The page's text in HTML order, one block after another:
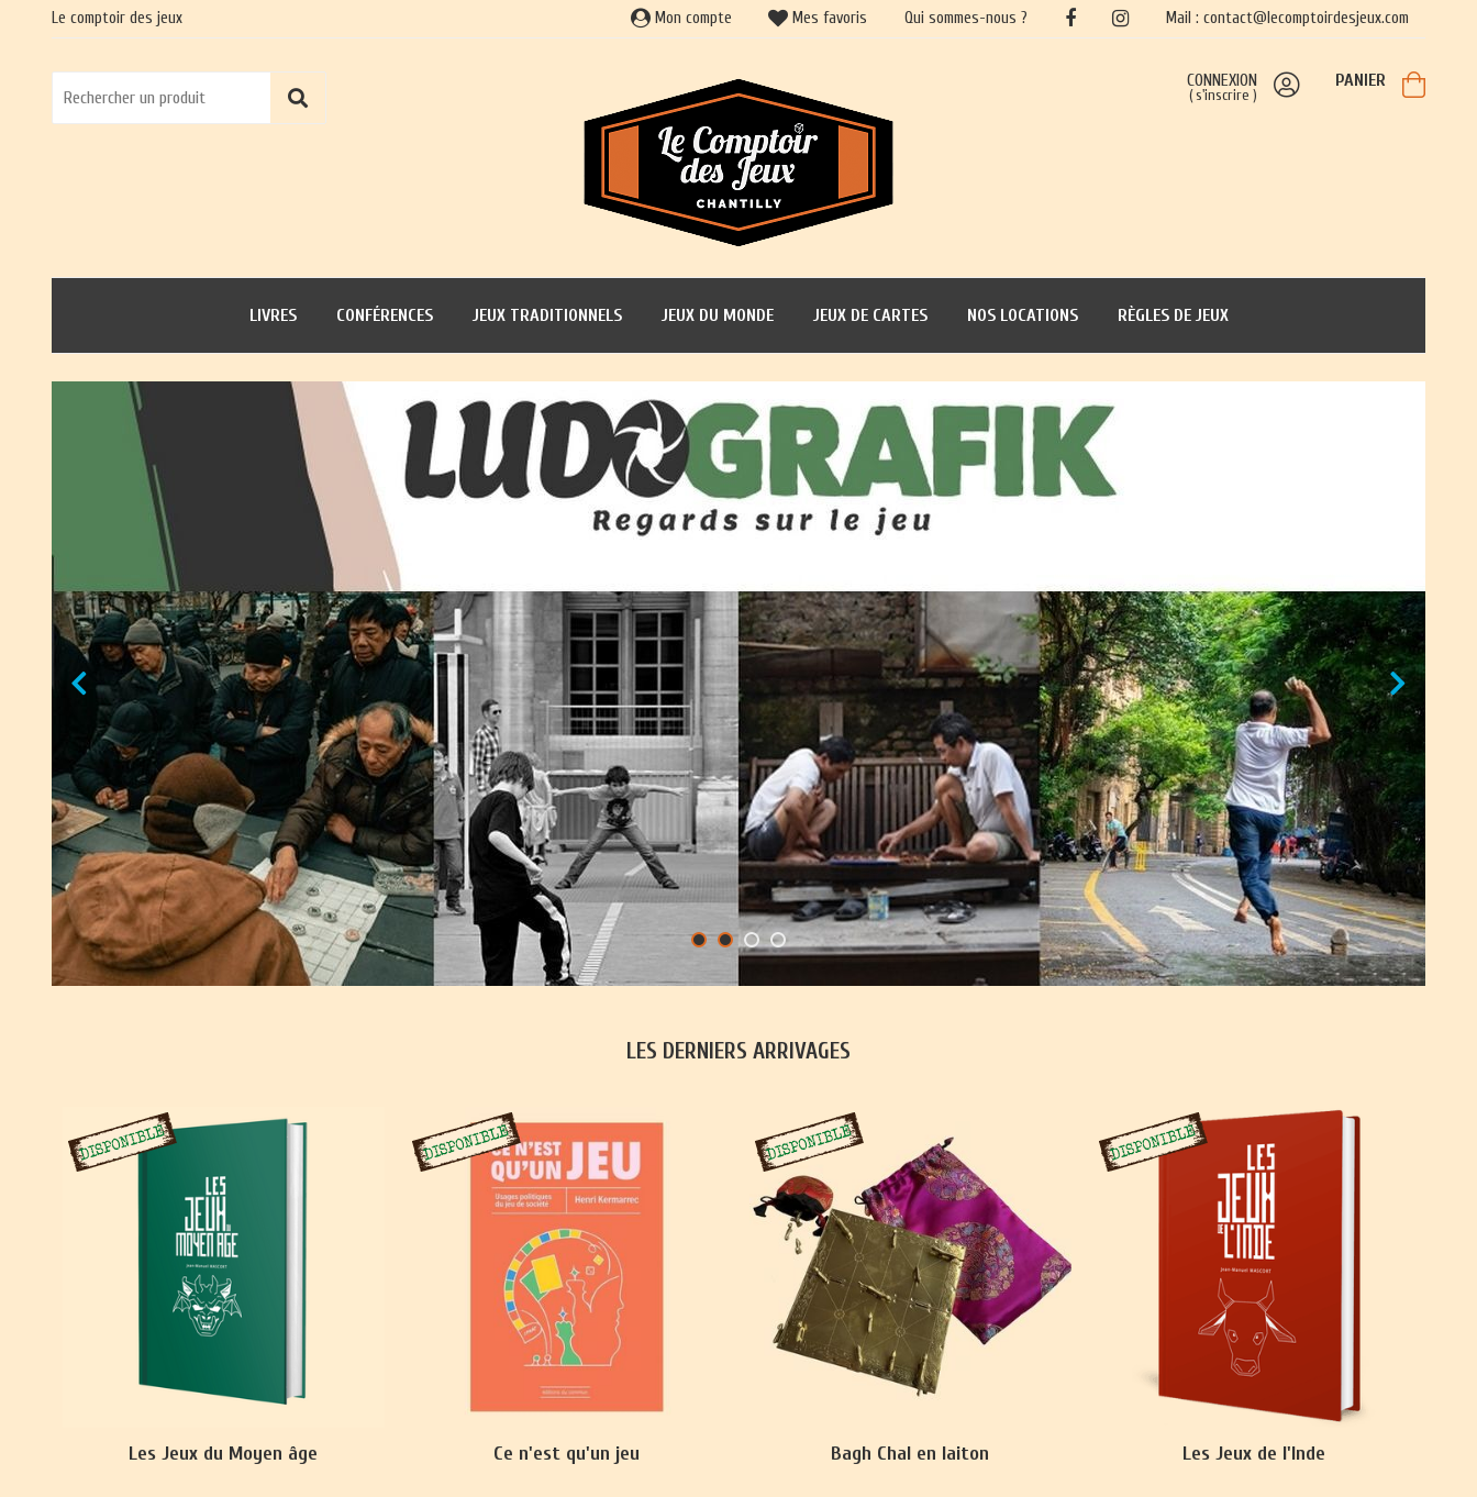
Le comptoir des jeux
CONNEXION
(s'inscrire )
PANIER
LIVRES CONFÉRENCES JEUX TRADITIONNELS JEUX DU MONDE JEUX DE CARTES NOS LOCATIONS RÈGLES DE JEUX
LES DERNIERS ARRIVAGES
Les Jeux du Moyen âge Ce n'est qu'un jeu Bagh Chal en laiton Les Jeux de l'Inde
Mon compte Mes favoris Qui sommes-nous ? Mail : contact@lecomptoirdesjeux.com